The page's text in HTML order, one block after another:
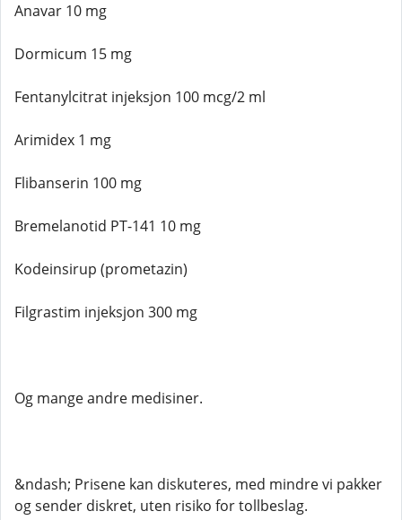
Anavar 10 mg
Dormicum 15 mg
Fentanylcitrat injeksjon 100 mcg/2 ml
Arimidex 1 mg
Flibanserin 100 mg
Bremelanotid PT-141 10 mg
Kodeinsirup (prometazin)
Filgrastim injeksjon 300 mg
Og mange andre medisiner.
&ndash; Prisene kan diskuteres, med mindre vi pakker
og sender diskret, uten risiko for tollbeslag.